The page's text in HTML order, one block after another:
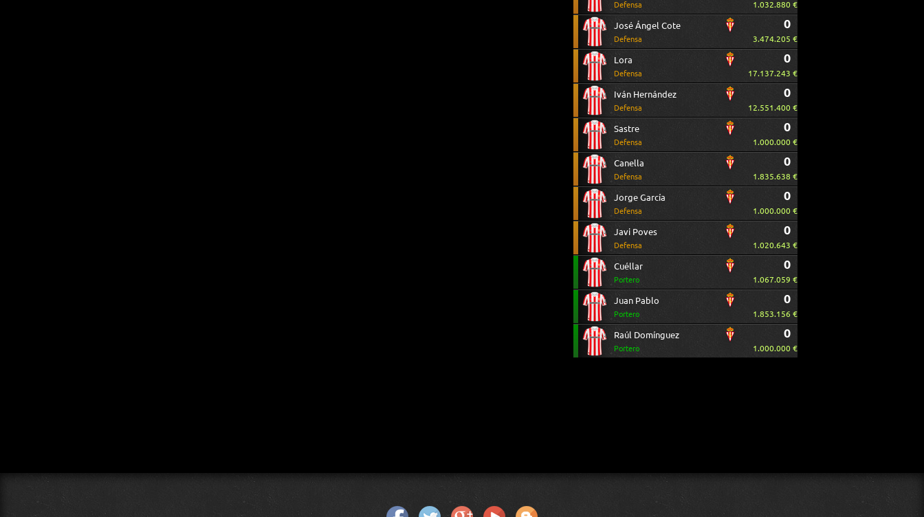
Defensa 1.032.880 €
José Ángel Cote
Defensa
0
3.474.205 €
Lora
Defensa
0
17.137.243 €
Iván Hernández
Defensa
0
12.551.400 €
Sastre
Defensa
0
1.000.000 €
Canella
Defensa
0
1.835.638 €
Jorge García
Defensa
0
1.000.000 €
Javi Poves
Defensa
0
1.020.643 €
Cuéllar
Portero
0
1.067.059 €
Juan Pablo
Portero
0
1.853.156 €
Raúl Domínguez
Portero
0
1.000.000 €